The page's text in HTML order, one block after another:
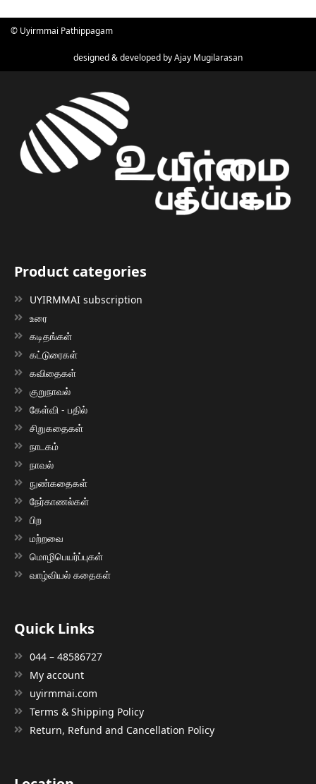
© Uyirmmai Pathippagam
designed & developed byAjay Mugilarasan
Product categories
UYIRMMAI subscription
உரை
கடிதங்கள்
கட்டுரைகள்
கவிதைகள்
குறுநாவல்
கேள்வி - பதில்
சிறுகதைகள்
நாடகம்
நாவல்
நுண்கதைகள்
நேர்காணல்கள்
பிற
மற்றவை
மொழிபெயர்ப்புகள்
வாழ்வியல் கதைகள்
Quick Links
044 – 48586727
My account
uyirmmai.com
Terms & Shipping Policy
Return, Refund and Cancellation Policy